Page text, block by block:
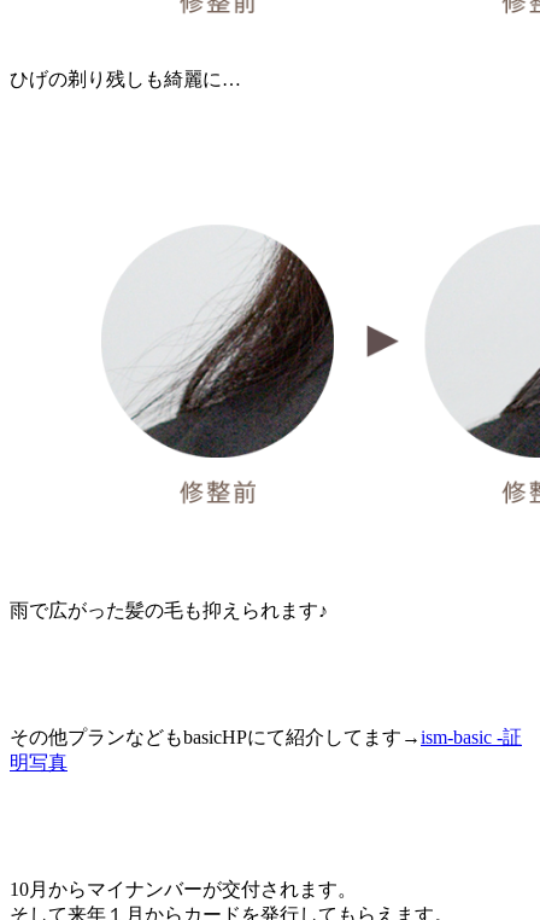
ひげの剃り残しも綺麗に…
雨で広がった髪の毛も抑えられます♪
その他プランなどもbasicHPにて紹介してます→ism-basic -証
明写真
10月からマイナンバーが交付されます。
そして来年１月からカードを発行してもらえます。